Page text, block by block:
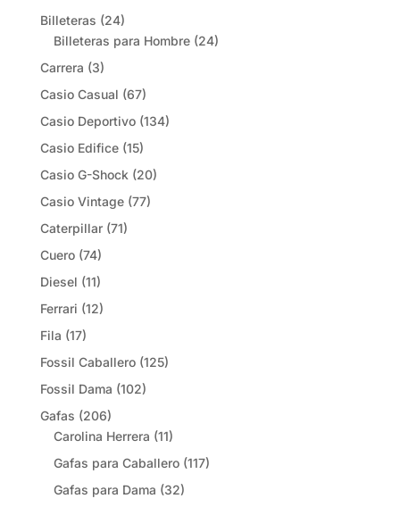
Billeteras (24)
Billeteras para Hombre (24)
Carrera (3)
Casio Casual (67)
Casio Deportivo (134)
Casio Edifice (15)
Casio G-Shock (20)
Casio Vintage (77)
Caterpillar (71)
Cuero (74)
Diesel (11)
Ferrari (12)
Fila (17)
Fossil Caballero (125)
Fossil Dama (102)
Gafas (206)
Carolina Herrera (11)
Gafas para Caballero (117)
Gafas para Dama (32)